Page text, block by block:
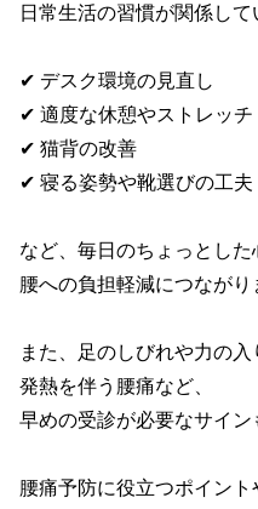
日常生活の習慣が関係し
✔ デスク環境の見直し
✔ 適度な休憩やストレッチ
✔ 猫背の改善
✔ 寝る姿勢や靴選びの工夫
など、毎日のちょっとした
腰への負担軽減につながり
また、足のしびれや力の入
発熱を伴う腰痛など、
早めの受診が必要なサイ
腰痛予防に役立つポイント